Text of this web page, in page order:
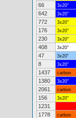
66
3x20"
642
3x20"
772
3x20"
176
3x20"
230
3x20"
408
3x20"
47
3x20"
8
3x20"
1437
carbon
1380
3x20"
2061
carbon
156
3x20"
1231
1778
carbon